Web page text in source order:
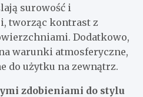
surowość i
tworząc kontrast z
Dodatkowo,
warunki atmosferyczne,
do użytku na zewnątrz.
zdobieniami do stylu